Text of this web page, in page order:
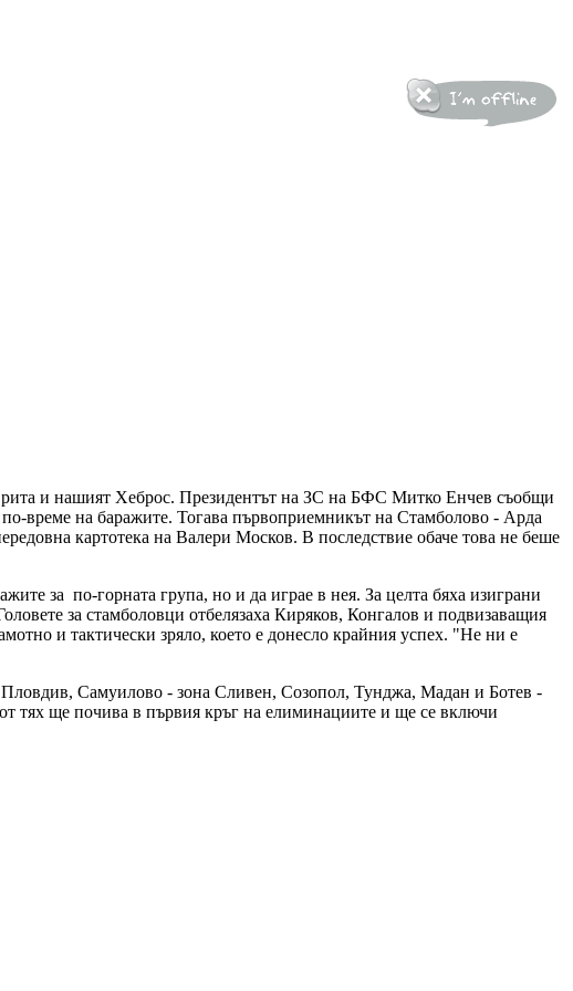
рита и нашият Хеброс. Президентът на ЗС на БФС Митко Енчев съобщи
време на баражите. Тогава първоприемникът на Стамболово - Арда
картотека на Валери Москов. В последствие обаче това не беше
за по-горната група, но и да играе в нея. За целта бяха изиграни
за стамболовци отбелязаха Киряков, Конгалов и подвизаващия
и тактически зряло, което е донесло крайния успех. "Не ни е
Самуилово - зона Сливен, Созопол, Тунджа, Мадан и Ботев -
тях ще почива в първия кръг на елиминациите и ще се включи